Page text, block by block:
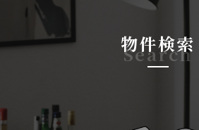
物件検索
Search